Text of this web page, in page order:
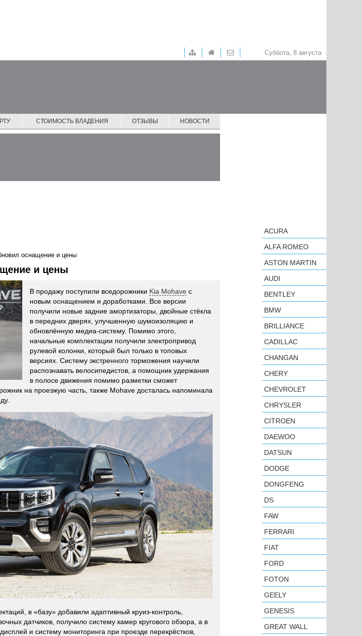
Суббота, 8 августа
СТОИМОСТЬ ВЛАДЕНИЯ ОТЗЫВЫ НОВОСТИ
оснащение и цены
и цены
В продажу поступили вседорожники Kia Mohave с
новым оснащением и доработками. Все версии
получили новые задние амортизаторы, двойные стёкла
в передних дверях, улучшенную шумоизоляцию и
обновлённую медиа-систему. Помимо этого,
начальные комплектации получили электропривод
рулевой колонки, который был только в топовых
версиях. Систему экстренного торможения научили
распознавать велосипедистов, а помощник удержания
в полосе движения помимо разметки сможет
на проезжую часть, также Mohave досталась напоминала
в «базу» добавили адаптивный круиз-контроль,
датчиков, получило систему камер кругового обзора, а в
и систему мониторинга при проезде перекрёстков,
ACURA
ALFA ROMEO
ASTON MARTIN
AUDI
BENTLEY
BMW
BRILLIANCE
CADILLAC
CHANGAN
CHERY
CHEVROLET
CHRYSLER
CITROEN
DAEWOO
DATSUN
DODGE
DONGFENG
DS
FAW
FERRARI
FIAT
FORD
FOTON
GEELY
GENESIS
GREAT WALL